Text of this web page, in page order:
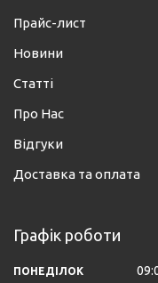
Прайс-лист
Новини
Статті
Про Нас
Відгуки
Доставка та оплата
Графік роботи
ПОНЕДІЛОК